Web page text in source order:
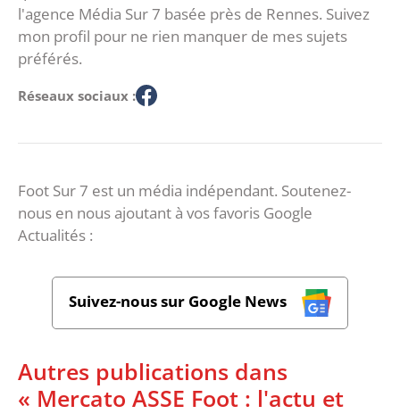
l'agence Média Sur 7 basée près de Rennes. Suivez
mon profil pour ne rien manquer de mes sujets
préférés.
Réseaux sociaux :
Foot Sur 7 est un média indépendant. Soutenez-
nous en nous ajoutant à vos favoris Google
Actualités :
Suivez-nous sur Google News
Autres publications dans
« Mercato ASSE Foot : l'actu et